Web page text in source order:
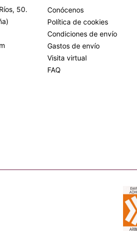
50.
Conócenos
Política de cookies
Condiciones de envío
Gastos de envío
Visita virtual
FAQ